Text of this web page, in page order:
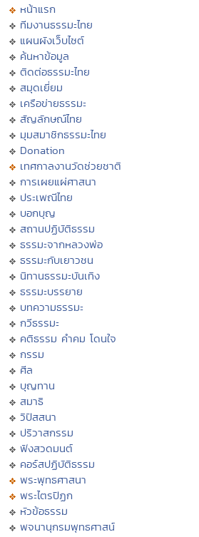
หน้าแรก
ทีมงานธรรมะไทย
แผนผังเว็บไซต์
ค้นหาข้อมูล
ติดต่อธรรมะไทย
สมุดเยี่ยม
เครือข่ายธรรมะ
สัญลักษณ์ไทย
มุมสมาชิกธรรมะไทย
Donation
เทศกาลงานวัดช่วยชาติ
การเผยแผ่ศาสนา
ประเพณีไทย
บอกบุญ
สถานปฏิบัติธรรม
ธรรมะจากหลวงพ่อ
ธรรมะกับเยาวชน
นิทานธรรมะบันเทิง
ธรรมะบรรยาย
บทความธรรมะ
กวีธรรมะ
คติธรรม คำคม โดนใจ
กรรม
ศีล
บุญทาน
สมาธิ
วิปัสสนา
ปริวาสกรรม
ฟังสวดมนต์
คอร์สปฏิบัติธรรม
พระพุทธศาสนา
พระไตรปิฏก
หัวข้อธรรม
พจนานุกรมพุทธศาสน์